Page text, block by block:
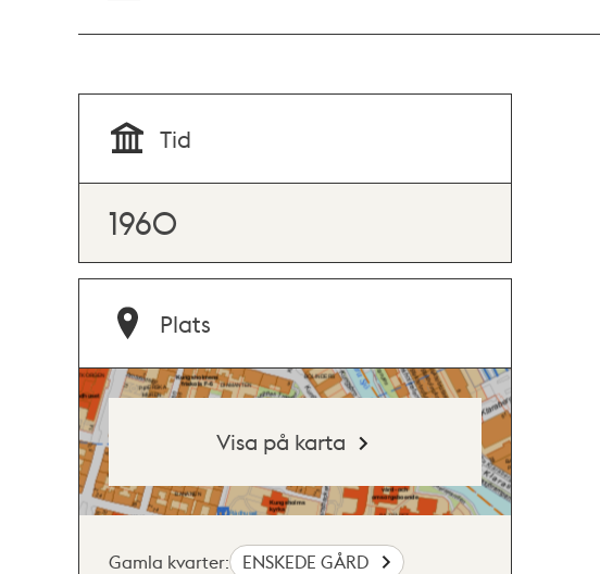
Tid
1960
Plats
Visa på karta
Gamla kvarter: ENSKEDE GÅRD